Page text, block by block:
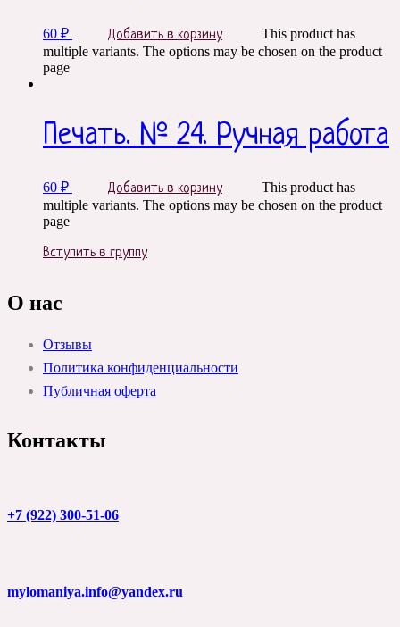
60 ₽ Добавить в корзину
This product has
multiple variants. The options may be chosen on the product
page
Печать. № 24. Ручная работа
60 ₽ Добавить в корзину
This product has
multiple variants. The options may be chosen on the product
page
Вступить в группу
О нас
Отзывы
Политика конфиденциальности
Публичная оферта
Контакты
+7 (922) 300-51-06
mylomaniya.info@yandex.ru